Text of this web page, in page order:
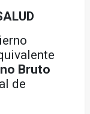
Bruto
de